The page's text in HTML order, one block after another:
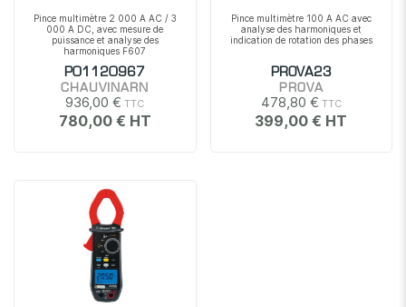
Pince multimètre 2 000 A AC / 3
000 A DC, avec mesure de
puissance et analyse des
harmoniques F607
P01120967
CHAUVINARN
936,00 €
780,00 €
Pince multimètre 100 A AC avec
analyse des harmoniques et
indication de rotation des phases
PROVA23
PROVA
478,80 €
399,00 €